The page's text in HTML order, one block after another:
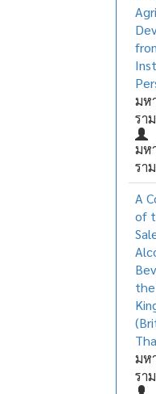
มห
รา
มห
รา
A
of
มห
รา